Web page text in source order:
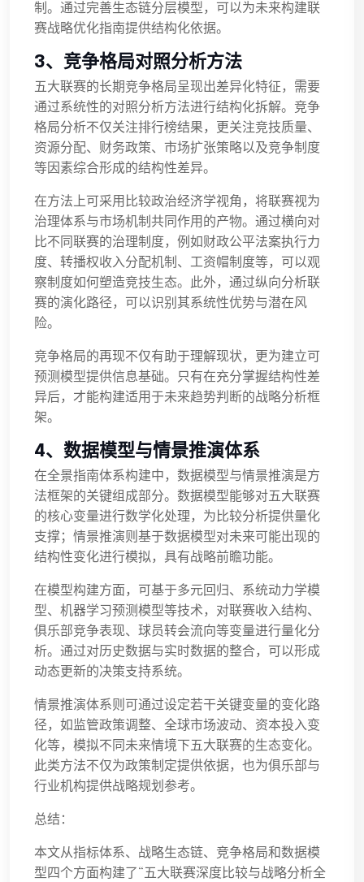
制。通过完善生态链分层模型，可以为未来构建联
赛战略优化指南提供结构化依据。
3、竞争格局对照分析方法
五大联赛的长期竞争格局呈现出差异化特征，需要
通过系统性的对照分析方法进行结构化拆解。竞争
格局分析不仅关注排行榜结果，更关注竞技质量、
资源分配、财务政策、市场扩张策略以及竞争制度
等因素综合形成的结构性差异。
在方法上可采用比较政治经济学视角，将联赛视为
治理体系与市场机制共同作用的产物。通过横向对
比不同联赛的治理制度，例如财政公平法案执行力
度、转播权收入分配机制、工资帽制度等，可以观
察制度如何塑造竞技生态。此外，通过纵向分析联
赛的演化路径，可以识别其系统性优势与潜在风
险。
竞争格局的再现不仅有助于理解现状，更为建立可
预测模型提供信息基础。只有在充分掌握结构性差
异后，才能构建适用于未来趋势判断的战略分析框
架。
4、数据模型与情景推演体系
在全景指南体系构建中，数据模型与情景推演是方
法框架的关键组成部分。数据模型能够对五大联赛
的核心变量进行数学化处理，为比较分析提供量化
支撑；情景推演则基于数据模型对未来可能出现的
结构性变化进行模拟，具有战略前瞻功能。
在模型构建方面，可基于多元回归、系统动力学模
型、机器学习预测模型等技术，对联赛收入结构、
俱乐部竞争表现、球员转会流向等变量进行量化分
析。通过对历史数据与实时数据的整合，可以形成
动态更新的决策支持系统。
情景推演体系则可通过设定若干关键变量的变化路
径，如监管政策调整、全球市场波动、资本投入变
化等，模拟不同未来情境下五大联赛的生态变化。
此类方法不仅为政策制定提供依据，也为俱乐部与
行业机构提供战略规划参考。
总结：
本文从指标体系、战略生态链、竞争格局和数据模
型四个方面构建了“五大联赛深度比较与战略分析全